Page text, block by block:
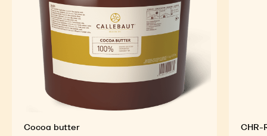
Cocoa butter CHR-